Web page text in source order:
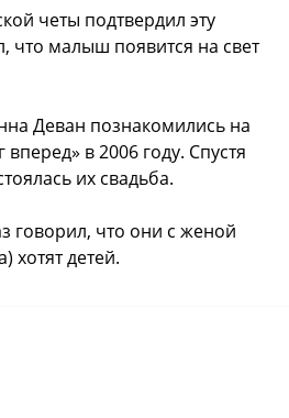
четы подтвердил эту
что малыш появится на свет
Деван познакомились на
в 2006 году. Спустя
их свадьба.
говорил, что они с женой
хотят детей.